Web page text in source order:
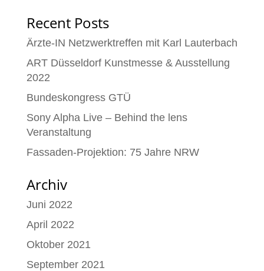
Recent Posts
Ärzte-IN Netzwerktreffen mit Karl Lauterbach
ART Düsseldorf Kunstmesse & Ausstellung
2022
Bundeskongress GTÜ
Sony Alpha Live – Behind the lens
Veranstaltung
Fassaden-Projektion: 75 Jahre NRW
Archiv
Juni 2022
April 2022
Oktober 2021
September 2021